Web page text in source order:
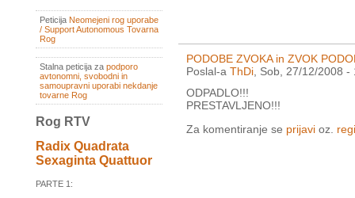
Peticija Neomejeni rog uporabe
/ Support Autonomous Tovarna
Rog
Stalna peticija za podporo
avtonomni, svobodni in
samoupravni uporabi nekdanje
tovarne Rog
Rog RTV
Radix Quadrata
Sexaginta Quattuor
PARTE 1:
PODOBE ZVOKA in ZVOK
Poslal-a ThDi, Sob, 27/12/2008 -
ODPADLO!!!
PRESTAVLJENO!!!
Za komentiranje se prijavi oz.